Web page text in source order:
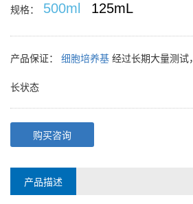
规格： 500ml 125mL
产品保证： 细胞培养基 经过长期大量测试，
长状态
购买咨询
产品描述